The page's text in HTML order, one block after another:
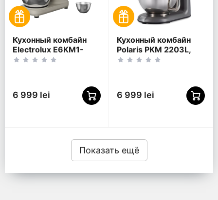
Кухонный комбайн
Electrolux E6KM1-
4OWT, Белый
6 999 lei
Кухонный комбайн
Polaris PKM 2203L,
Серый
6 999 lei
Показать ещё